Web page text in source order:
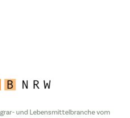
und Lebensmittelbranche vom